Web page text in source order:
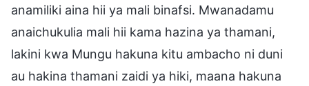
anamiliki aina hii ya mali binafsi. Mwanadamu
anaichukulia mali hii kama hazina ya thamani,
lakini kwa Mungu hakuna kitu ambacho ni duni
au hakina thamani zaidi ya hiki, maana hakuna